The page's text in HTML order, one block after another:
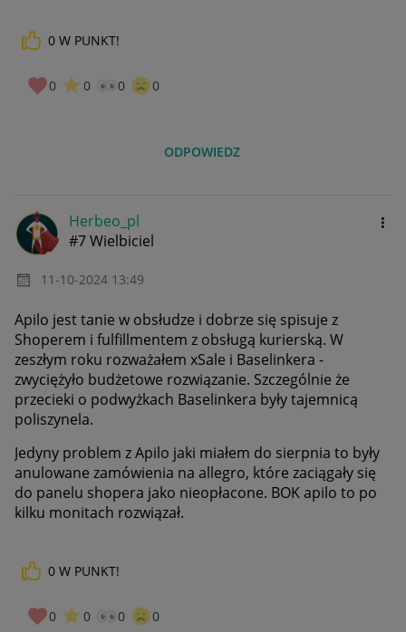
0 W PUNKT!
0 0 0 0
ODPOWIEDZ
Herbeo_pl
#7 Wielbiciel
‎11-10-2024 13:49
Apilo jest tanie w obsłudze i dobrze się spisuje z
Shoperem i fulfillmentem z obsługą kurierską. W
zeszłym roku rozważałem xSale i Baselinkera -
zwyciężyło budżetowe rozwiązanie. Szczególnie że
przecieki o podwyżkach Baselinkera były tajemnicą
poliszynela.
Jedyny problem z Apilo jaki miałem do sierpnia to były
anulowane zamówienia na allegro, które zaciągały się
do panelu shopera jako nieopłacone. BOK apilo to po
kilku monitach rozwiązał.
0 W PUNKT!
0 0 0 0